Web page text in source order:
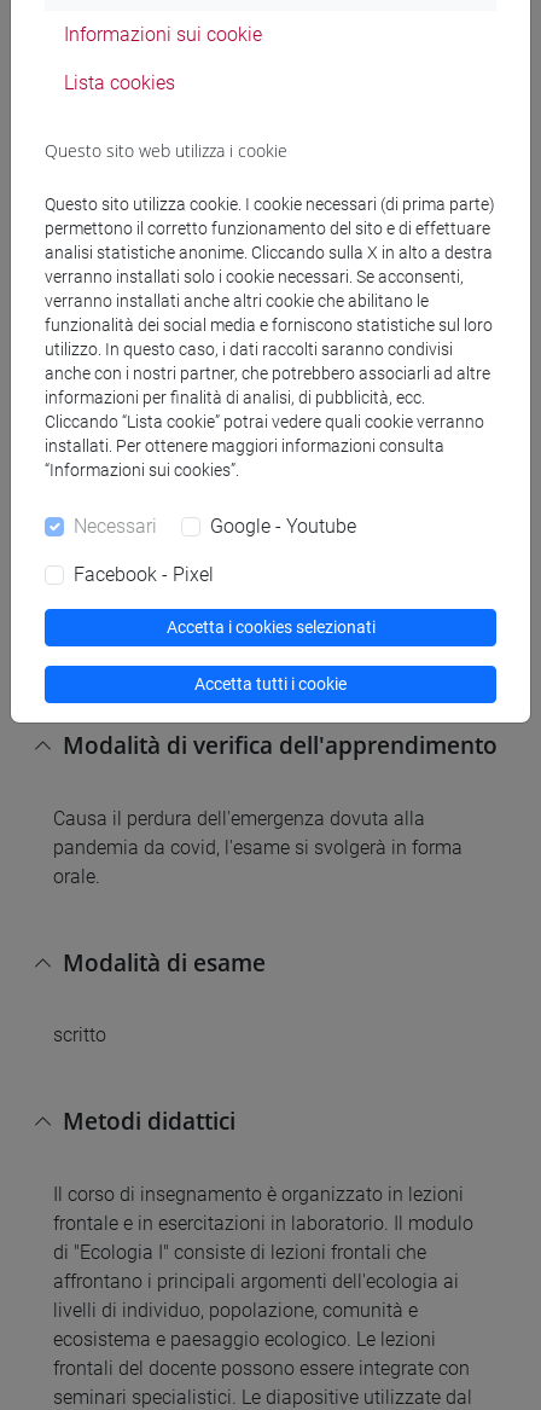
individuale; regressione lunghezza-peso e indici di
comunità ittiche lagunari; analisi di comunità
delle comunità macrobentoniche di acque correnti.
(IBE).
Testi di riferimento
Diapositive delle lezioni e altri materiali didattici
forniti dal docente
Testi di riferimento:
- Cain L.C., Bowman W.D., Hacker S.D., 2017.
Ecologia. Piccin Nuova Libraria S.p.A., Padova.
- Thomas M. Smith, Robert Leo Smith - Elementi di
- Henderson P.A., 2003. Pratical methods in
ecology. Wiley-Blackwell, 163 pp.
Modalità di verifica dell'apprendimento
Causa il perdura dell'emergenza dovuta alla
pandemia da covid, l'esame si svolgerà in forma
orale.
Modalità di esame
scritto
Metodi didattici
Il corso di insegnamento è organizzato in lezioni
frontale e in esercitazioni in laboratorio. Il modulo
di "Ecologia I" consiste di lezioni frontali che
affrontano i principali argomenti dell'ecologia ai
livelli di individuo, popolazione, comunità e
ecosistema e paesaggio ecologico. Le lezioni
frontali del docente possono essere integrate con
seminari specialistici. Le diapositive utilizzate dal
Informazioni sui cookie
Lista cookies
Questo sito web utilizza i cookie
Questo sito utilizza cookie. I cookie necessari (di prima parte)
permettono il corretto funzionamento del sito e di effettuare
analisi statistiche anonime. Cliccando sulla X in alto a destra
verranno installati solo i cookie necessari. Se acconsenti,
verranno installati anche altri cookie che abilitano le
funzionalità dei social media e forniscono statistiche sul loro
utilizzo. In questo caso, i dati raccolti saranno condivisi
anche con i nostri partner, che potrebbero associarli ad altre
informazioni per finalità di analisi, di pubblicità, ecc.
Cliccando “Lista cookie” potrai vedere quali cookie verranno
installati. Per ottenere maggiori informazioni consulta
“Informazioni sui cookies”.
Necessari Google - Youtube
Facebook - Pixel
Accetta i cookies selezionati
Accetta tutti i cookie